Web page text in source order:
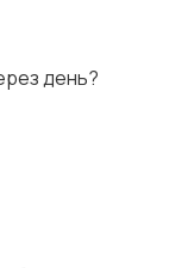
день?